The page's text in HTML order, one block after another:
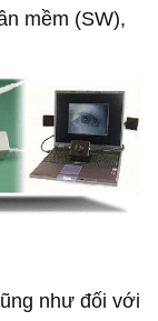
mềm (SW),
như đối với